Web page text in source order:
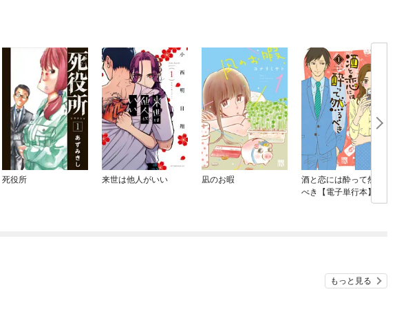
死役所 来世は他人がいい 凪のお暇
酒と恋には酔って然る
べき【電子単行本】
もっと見る